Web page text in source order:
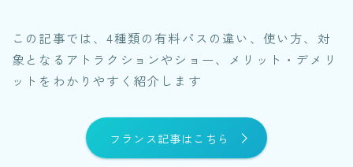
この記事では、4種類の有料パスの違い、使い方、対
象となるアトラクションやショー、メリット・デメリ
ットをわかりやすく紹介します
フランス記事はこちら